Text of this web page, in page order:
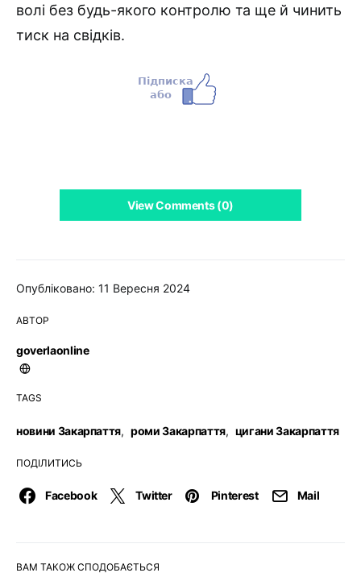
Опубліковано: 11 Вересня 2024
АВТОР
goverlaonline
TAGS
новини Закарпаття, роми Закарпаття, цигани Закарпаття
ПОДІЛИТИСЬ
Facebook Twitter Pinterest Mail
волі без будь-якого контролю та ще й чинить
тиск на свідків.
View Comments (0)
ВАМ ТАКОЖ СПОДОБАЄТЬСЯ